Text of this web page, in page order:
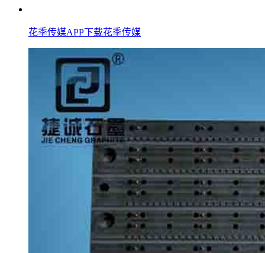
花季传媒APP下载花季传媒